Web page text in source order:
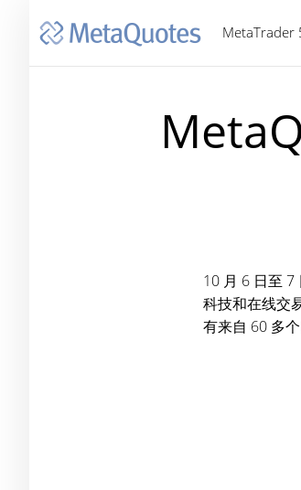
MetaTrader
10 月 6 日至
科技和在线交
有来自 60 多